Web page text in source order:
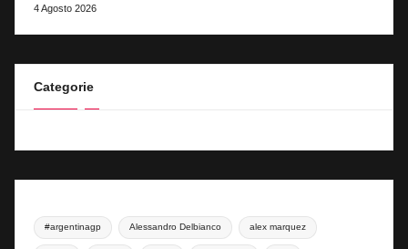
4 Agosto 2026
Categorie
#argentinagp Alessandro Delbianco alex marquez